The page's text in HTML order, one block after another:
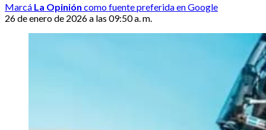
Marcá La Opinión como fuente preferida en Google
26 de enero de 2026 a las 09:50 a. m.